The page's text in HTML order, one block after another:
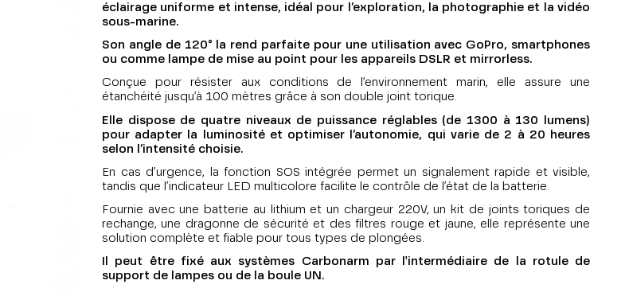
éclairage uniforme et intense, idéal pour l’exploration, la photographie et la vidéo
sous-marine.
Son angle de 120° la rend parfaite pour une utilisation avec GoPro, smartphones
ou comme lampe de mise au point pour les appareils DSLR et mirrorless.
Conçue pour résister aux conditions de l’environnement marin, elle assure une
étanchéité jusqu’à 100 mètres grâce à son double joint torique.
Elle dispose de quatre niveaux de puissance réglables (de 1300 à 130 lumens)
pour adapter la luminosité et optimiser l’autonomie, qui varie de 2 à 20 heures
selon l’intensité choisie.
En cas d’urgence, la fonction SOS intégrée permet un signalement rapide et visible,
tandis que l’indicateur LED multicolore facilite le contrôle de l’état de la batterie.
Fournie avec une batterie au lithium et un chargeur 220V, un kit de joints toriques de
rechange, une dragonne de sécurité et des filtres rouge et jaune, elle représente une
solution complète et fiable pour tous types de plongées.
Il peut être fixé aux systèmes Carbonarm par l'intermédiaire de la rotule de
support de lampes ou de la boule UN.